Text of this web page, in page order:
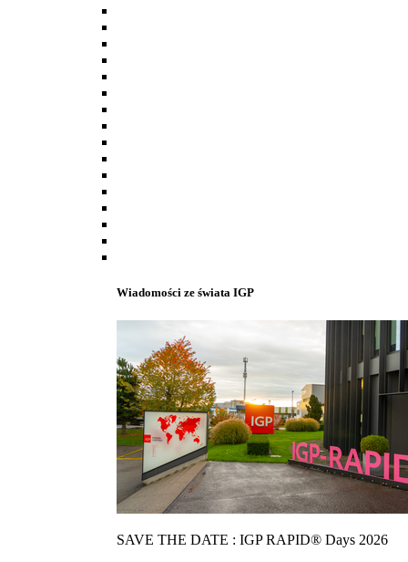
Wiadomości ze świata IGP
SAVE THE DATE : IGP RAPID® Days 2026